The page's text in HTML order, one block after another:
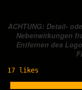
ACHTUNG: Detail-
Nebenwirkungen
Entfernen des
17 likes